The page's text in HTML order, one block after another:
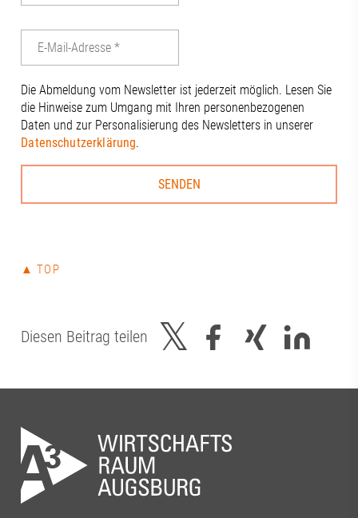
Die Abmeldung vom Newsletter ist jederzeit möglich. Lesen Sie
die Hinweise zum Umgang mit Ihren personenbezogenen
Daten und zur Personalisierung des Newsletters in unserer
Datenschutzerklärung.
▲ TOP
Diesen Beitrag teilen